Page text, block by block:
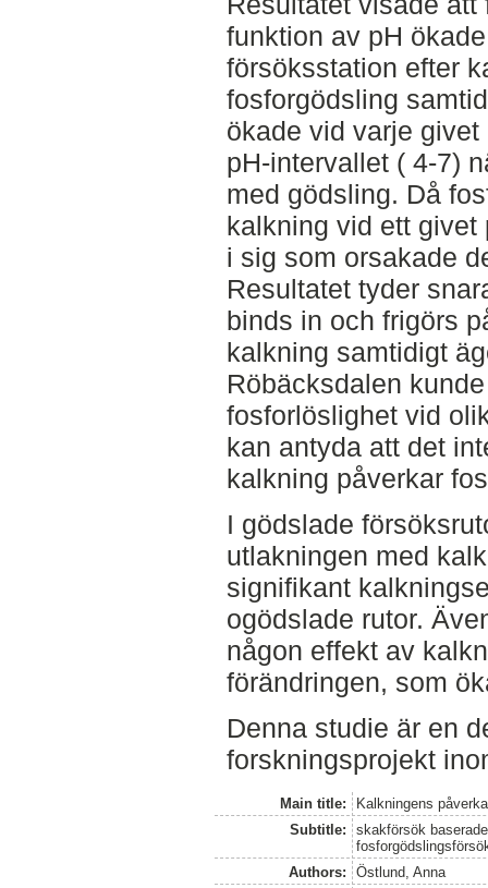
funktion av pH
försöksstation efter
fosforgödsling
ökade vid varje
pH-intervallet ( 4-7)
med gödsling. Då
kalkning vid ett givet
i sig som orsakade
Resultatet tyder
binds in och frigörs
kalkning samtidigt
Röbäcksdalen
fosforlöslighet vid
kan antyda att det
kalkning påverkar
I gödslade
utlakningen med
signifikant
ogödslade rutor.
någon effekt av
förändringen, som
Denna studie är en
forskningsprojekt
Main title:
Kalkningens
Subtitle:
skakförsök
Authors:
Östlund, Anna